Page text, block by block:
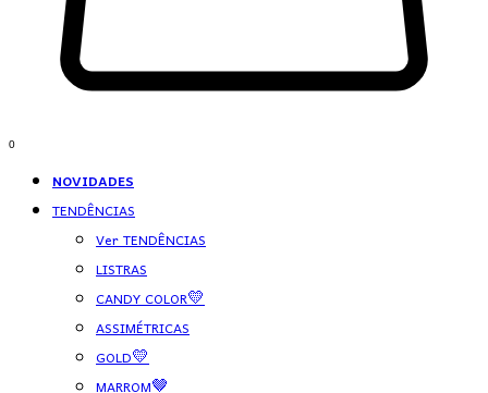
0
NOVIDADES
TENDÊNCIAS
Ver TENDÊNCIAS
LISTRAS
CANDY COLOR💛
ASSIMÉTRICAS
GOLD💛